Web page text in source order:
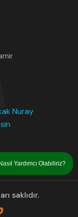
Nuray
saklıdır.
Nasıl Yardımcı Olabiliriz?